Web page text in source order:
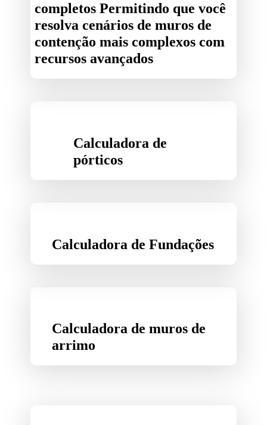
completos Permitindo que você
resolva cenários de muros de
contenção mais complexos com
recursos avançados
Calculadora de
pórticos
Calculadora de Fundações
Calculadora de muros de
arrimo